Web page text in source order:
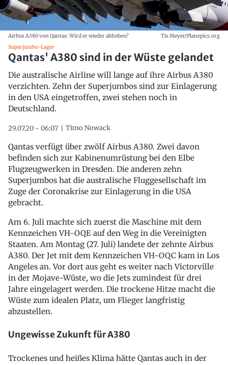
Airbus A380 von Qantas: Wird er wieder abheben?
Tis Meyer/Planepics.org
Superjumbo-Lager
Qantas' A380 sind in der Wüste gelandet
Die australische Airline will lange auf ihre Airbus A380
verzichten. Zehn der Superjumbos sind zur Einlagerung
in den USA eingetroffen, zwei stehen noch in
Deutschland.
29.07.20 - 06:07 Timo Nowack
Qantas verfügt über zwölf Airbus A380. Zwei davon
befinden sich zur Kabinenumrüstung bei den Elbe
Flugzeugwerken in Dresden. Die anderen zehn
Superjumbos hat die australische Fluggesellschaft im
Zuge der Coronakrise zur Einlagerung in die USA
gebracht.
Am 6. Juli machte sich zuerst die Maschine mit dem
Kennzeichen VH-OQE auf den Weg in die Vereinigten
Staaten. Am Montag (27. Juli) landete der zehnte Airbus
A380. Der Jet mit dem Kennzeichen VH-OQC kam in Los
Angeles an. Vor dort aus geht es weiter nach Victorville
in der Mojave-Wüste, wo die Jets zumindest für drei
Jahre eingelagert werden. Die trockene Hitze macht die
Wüste zum idealen Platz, um Flieger langfristig
abzustellen.
Ungewisse Zukunft für A380
Trockenes und heißes Klima hätte Qantas auch in der